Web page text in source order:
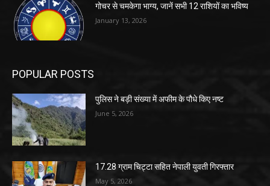
गोचर से चमकेगा भाग्य, जानें सभी 12 राशियों का भविष्य
January 13, 2026
POPULAR POSTS
पुलिस ने बड़ी संख्या में अफीम के पौधे किए नष्ट
June 5, 2026
17.28 ग्राम चिट्टा सहित नेपाली युवती गिरफ्तार
May 5, 2026